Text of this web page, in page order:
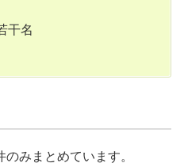
干名
みまとめています。